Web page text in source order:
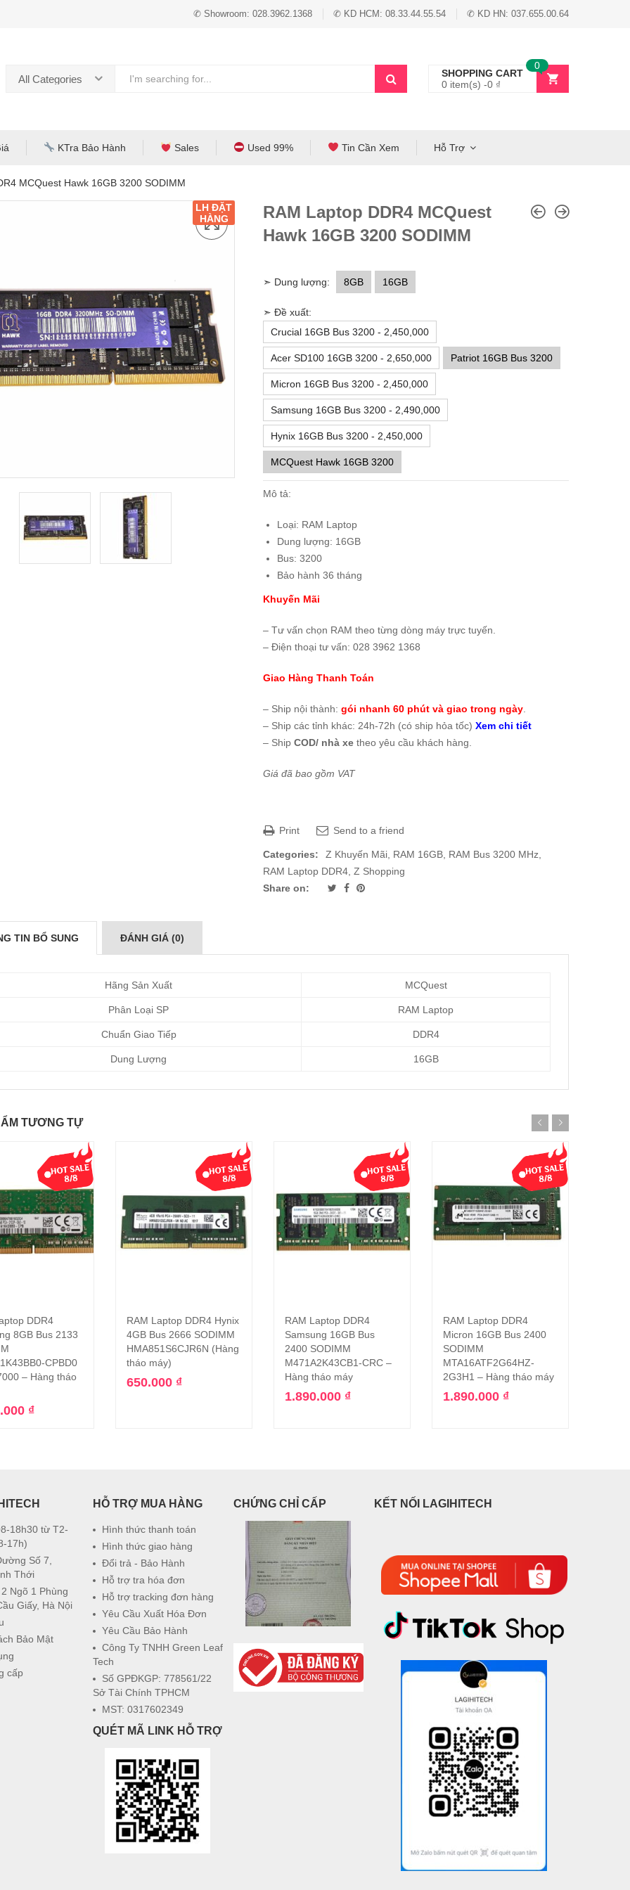
✆ Showroom: 028.3962.1368 ✆ KD HCM: 08.33.44.55.54 ✆ KD HN: 037.655.00.64
All Categories
SHOPPING CART
0 item(s) -0 ₫
0
KTra Bảo Hành Sales Used 99% Tin Cần Xem Hỗ Trợ
MCQuest Hawk 16GB 3200 SODIMM
LH ĐẶT
HÀNG
RAM Laptop DDR4 MCQuest
Hawk 16GB 3200 SODIMM
➣ Dung lượng: 8GB 16GB
➣ Đề xuất:
Crucial 16GB Bus 3200 - 2,450,000
Acer SD100 16GB 3200 - 2,650,000 Patriot 16GB Bus 3200
Micron 16GB Bus 3200 - 2,450,000
Samsung 16GB Bus 3200 - 2,490,000
Hynix 16GB Bus 3200 - 2,450,000
MCQuest Hawk 16GB 3200
Mô tả:
Loại: RAM Laptop
Dung lượng: 16GB
Bus: 3200
Bảo hành 36 tháng
Khuyến Mãi
– Tư vấn chọn RAM theo từng dòng máy trực tuyến.
– Điện thoại tư vấn: 028 3962 1368
Giao Hàng Thanh Toán
– Ship nội thành: gói nhanh 60 phút và giao trong ngày
– Ship các tỉnh khác: 24h-72h (có ship hỏa tốc) Xem chi tiết
– Ship COD/ nhà xe theo yêu cầu khách hàng.
Giá đã bao gồm VAT
Print Send to a friend
Categories: Z Khuyến Mãi RAM 16GB RAM Bus 3200 MHz
RAM Laptop DDR4 Z Shopping
Share on:
TIN BỔ SUNG ĐÁNH GIÁ (0)
Hãng Sản Xuất MCQuest
Phân Loại SP RAM Laptop
Chuẩn Giao Tiếp DDR4
Dung Lượng 16GB
TƯƠNG TỰ
vào giỏ hàng
DDR4
8GB Bus 2133
CPBD0
– Hàng tháo
₫
Thêm vào giỏ hàng
RAM Laptop DDR4 Hynix
4GB Bus 2666 SODIMM
HMA851S6CJR6N (Hàng
tháo máy)
650.000 ₫
Thêm vào giỏ hàng
RAM Laptop DDR4
Samsung 16GB Bus
2400 SODIMM
M471A2K43CB1-CRC –
Hàng tháo máy
1.890.000 ₫
Thêm vào giỏ hàng
RAM Laptop DDR4
Micron 16GB Bus 2400
SODIMM
MTA16ATF2G64HZ-
2G3H1 – Hàng tháo máy
1.890.000 ₫
18h30 từ T2-
17h)
Số 7,
Thới
Ngõ 1 Phùng
Giấy, Hà Nội
Bảo Mật
cấp
HỖ TRỢ MUA HÀNG
Hình thức thanh toán
Hình thức giao hàng
Đổi trả - Bảo Hành
Hỗ trợ tra hóa đơn
Hỗ trợ tracking đơn hàng
Yêu Cầu Xuất Hóa Đơn
Yêu Cầu Bảo Hành
Công Ty TNHH Green Leaf
Tech
Số GPĐKGP: 778561/22
Sở Tài Chính TPHCM
MST: 0317602349
QUÉT MÃ LINK HỖ TRỢ
CHỨNG CHỈ CẤP KẾT NỐI LAGIHITECH